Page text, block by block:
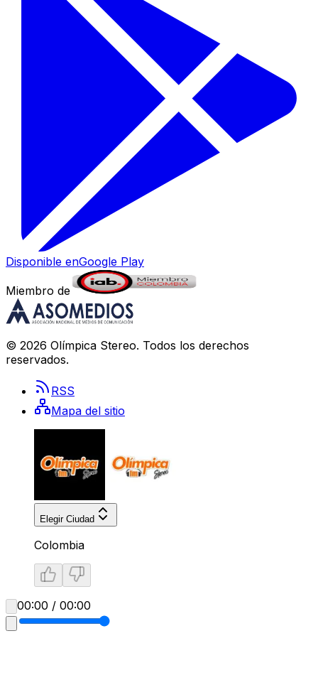
Disponible enGoogle Play
Miembro de
© 2026 Olímpica Stereo. Todos los derechos
reservados.
RSS
Mapa del sitio
Elegir Ciudad
Colombia
00:00 / 00:00